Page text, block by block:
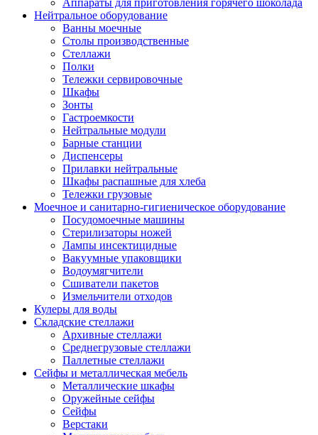
Аппараты для приготовления горячего шоколада
Нейтральное оборудование
Ванны моечные
Столы производственные
Стеллажи
Полки
Тележки сервировочные
Шкафы
Зонты
Гастроемкости
Нейтральные модули
Барные станции
Диспенсеры
Прилавки нейтральные
Шкафы распашные для хлеба
Тележки грузовые
Моечное и санитарно-гигиеническое оборудование
Посудомоечные машины
Стерилизаторы ножей
Лампы инсектицидные
Вакуумные упаковщики
Водоумягчители
Сшиватели пакетов
Измельчители отходов
Кулеры для воды
Складские стеллажи
Архивные стеллажи
Среднегрузовые стеллажи
Паллетные стеллажи
Сейфы и металлическая мебель
Металлические шкафы
Оружейные сейфы
Сейфы
Верстаки